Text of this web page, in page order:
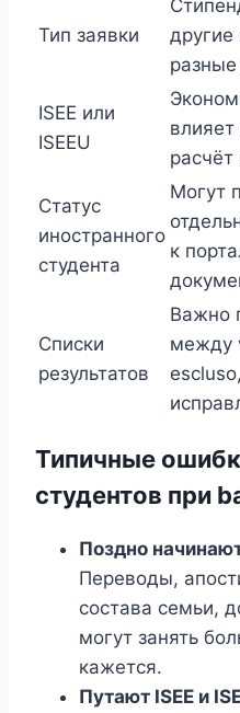
Тип заявки
ISEE или
ISEEU
влияет
Статус
иностранного
студента
Могут
к
Списки
результатов
Важно
между
Типичные
студентов при
Поздно
Переводы,
состава семьи,
могут занять
кажется.
Путают ISEE и